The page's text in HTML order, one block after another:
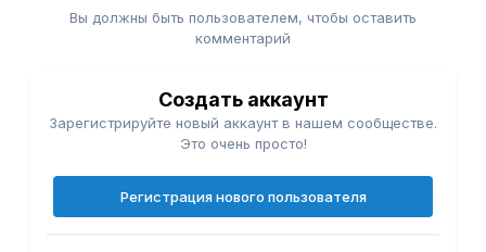
Вы должны быть пользователем, чтобы оставить
комментарий
Создать аккаунт
Зарегистрируйте новый аккаунт в нашем сообществе.
Это очень просто!
Регистрация нового пользователя